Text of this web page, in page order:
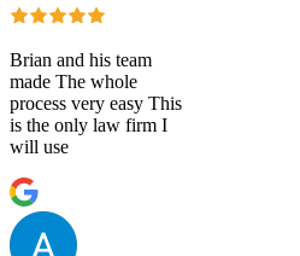
Brian and his team
made The whole
process very easy This
is the only law firm I
will use